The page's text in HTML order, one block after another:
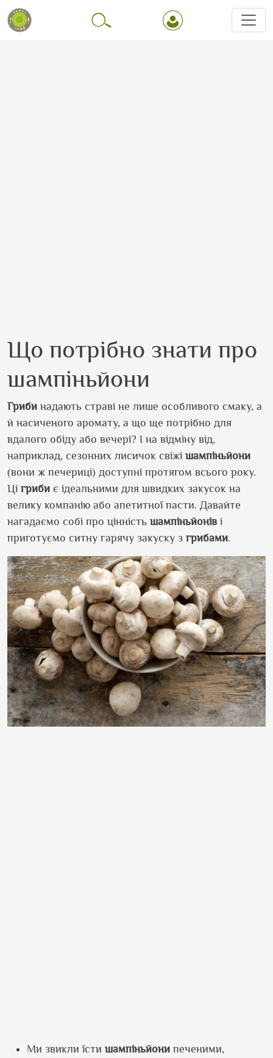
Що потрібно знати про
шампіньйони
Гриби надають страві не лише особливого смаку, а
й насиченого аромату, а що ще потрібно для
вдалого обіду або вечері? І на відміну від,
наприклад, сезонних лисичок свіжі шампіньйони
(вони ж печериці) доступні протягом всього року.
Ці гриби є ідеальними для швидких закусок на
велику компанію або апетитної пасти. Давайте
нагадаємо собі про цінність шампіньйонів і
приготуємо ситну гарячу закуску з грибами.
Ми звикли їсти шампіньйони печеними,